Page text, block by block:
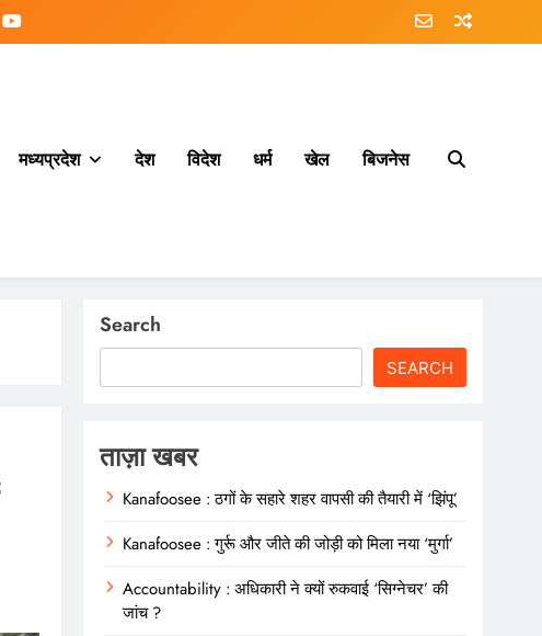
मध्यप्रदेश देश विदेश धर्म खेल बिजनेस
Search
SEARCH
ताज़ा खबर
Kanafoosee : ठगों के सहारे शहर वापसी की तैयारी में ‘झिंपू’
Kanafoosee : गुर्रू और जीते की जोड़ी को मिला नया ‘मुर्गा’
Accountability : अधिकारी ने क्यों रुकवाई ‘सिग्नेचर’ की
जांच ?